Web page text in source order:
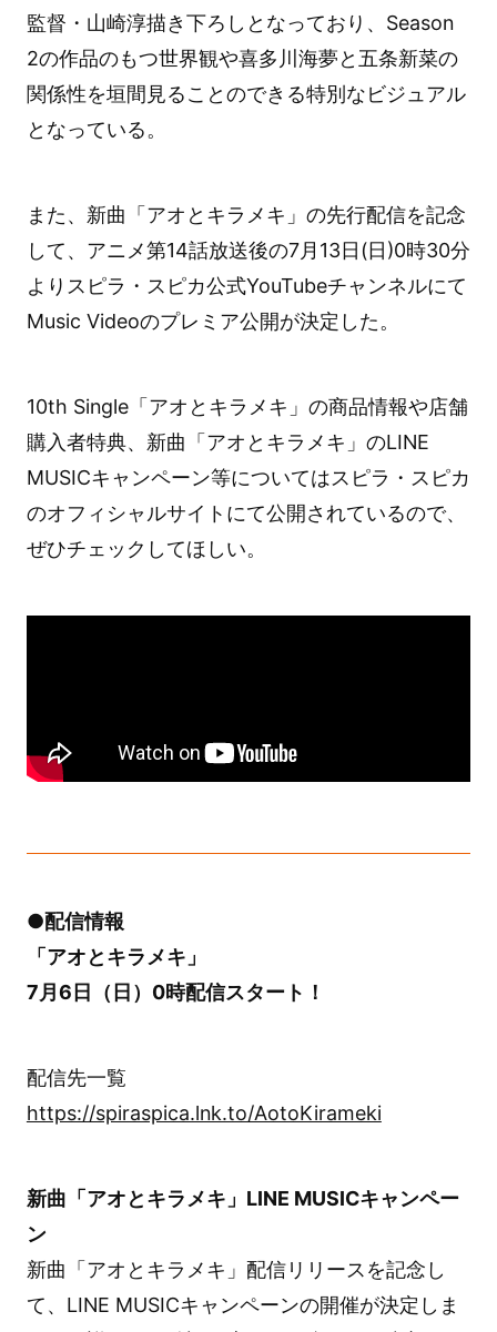
監督・山崎淳描き下ろしとなっており、Season
2の作品のもつ世界観や喜多川海夢と五条新菜の
関係性を垣間見ることのできる特別なビジュアル
となっている。
また、新曲「アオとキラメキ」の先行配信を記念
して、アニメ第14話放送後の7月13日(日)0時30分
よりスピラ・スピカ公式YouTubeチャンネルにて
Music Videoのプレミア公開が決定した。
10th Single「アオとキラメキ」の商品情報や店舗
購入者特典、新曲「アオとキラメキ」のLINE
MUSICキャンペーン等についてはスピラ・スピカ
のオフィシャルサイトにて公開されているので、
ぜひチェックしてほしい。
●配信情報
「アオとキラメキ」
7月6日（日）0時配信スタート！
配信先一覧
https://spiraspica.lnk.to/AotoKirameki
新曲「アオとキラメキ」LINE MUSICキャンペー
ン
新曲「アオとキラメキ」配信リリースを記念し
て、LINE MUSICキャンペーンの開催が決定しま